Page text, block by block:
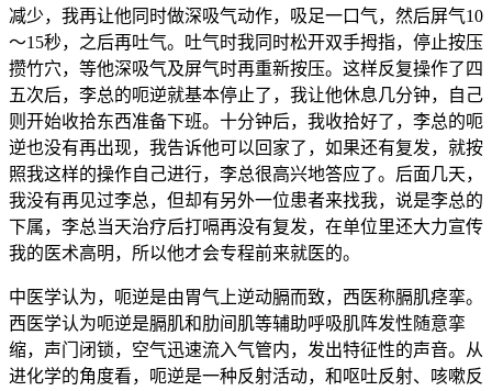
减少，我再让他同时做深吸气动作，吸足一口气，然后屏气10
～15秒，之后再吐气。吐气时我同时松开双手拇指，停止按压
攒竹穴，等他深吸气及屏气时再重新按压。这样反复操作了四
五次后，李总的呃逆就基本停止了，我让他休息几分钟，自己
则开始收拾东西准备下班。十分钟后，我收拾好了，李总的呃
逆也没有再出现，我告诉他可以回家了，如果还有复发，就按
照我这样的操作自己进行，李总很高兴地答应了。后面几天，
我没有再见过李总，但却有另外一位患者来找我，说是李总的
下属，李总当天治疗后打嗝再没有复发，在单位里还大力宣传
我的医术高明，所以他才会专程前来就医的。
中医学认为，呃逆是由胃气上逆动膈而致，西医称膈肌痉挛。
西医学认为呃逆是膈肌和肋间肌等辅助呼吸肌阵发性随意挛
缩，声门闭锁，空气迅速流入气管内，发出特征性的声音。从
进化学的角度看，呃逆是一种反射活动，和呕吐反射、咳嗽反